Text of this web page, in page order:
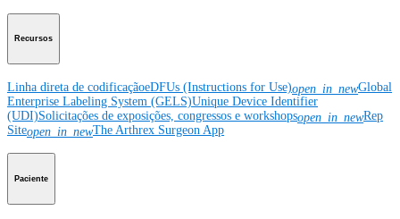
Recursos
Linha direta de codificaçãoeDFUs (Instructions for Use)open_in_newGlobal
Enterprise Labeling System (GELS)Unique Device Identifier
(UDI)Solicitações de exposições, congressos e workshopsopen_in_newRep
Siteopen_in_newThe Arthrex Surgeon App
Paciente